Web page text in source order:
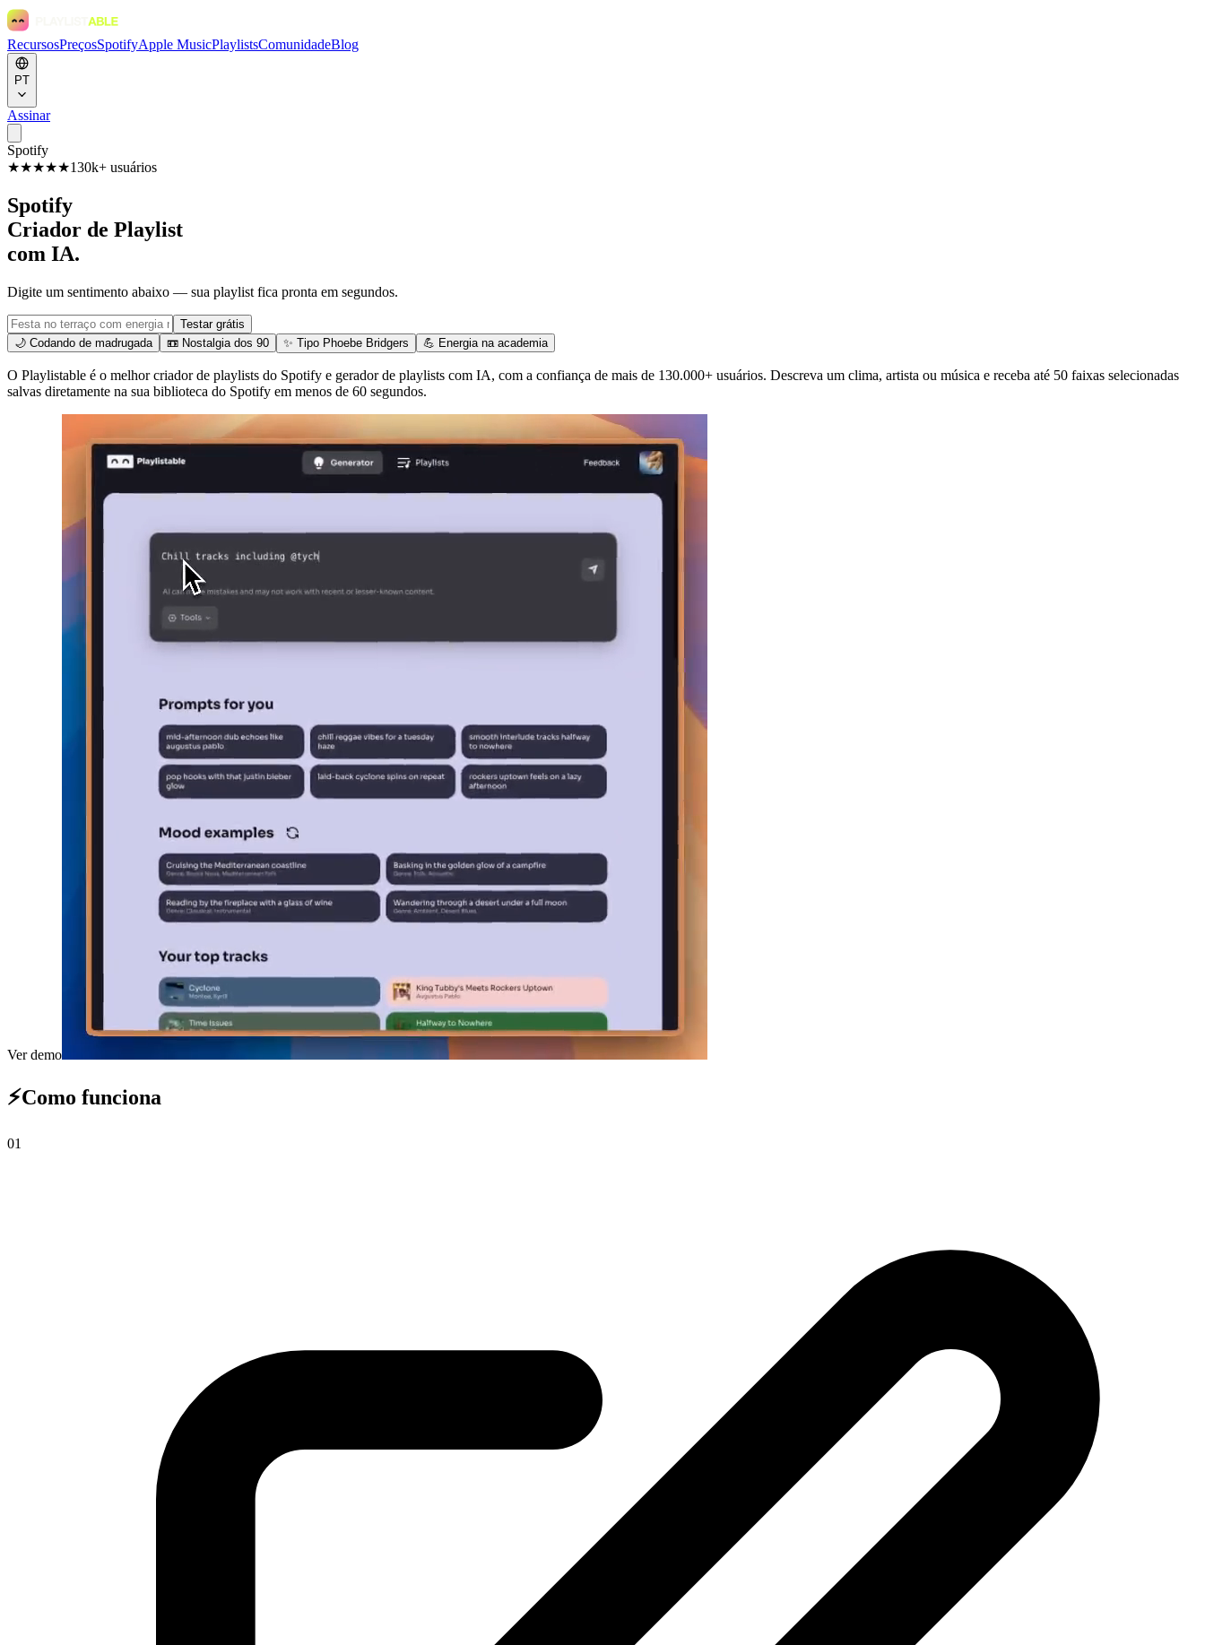
RecursosPreçosSpotifyApple MusicPlaylistsComunidadeBlog
PT
Assinar
Spotify
★★★★★130k+ usuários
Spotify
Criador de Playlist
com IA.
Digite um sentimento abaixo — sua playlist fica pronta em segundos.
Testar grátis
🌙 Codando de madrugada
📼 Nostalgia dos 90 ✨ Tipo Phoebe Bridgers 💪 Energia na academia
O Playlistable é o melhor criador de playlists do Spotify e gerador de playlists com IA, com a confiança de mais de 130.000+ usuários. Descreva um clima, artista ou música e receba até 50 faixas selecionadas
salvas diretamente na sua biblioteca do Spotify em menos de 60 segundos.
Ver demo
⚡Como funciona
01